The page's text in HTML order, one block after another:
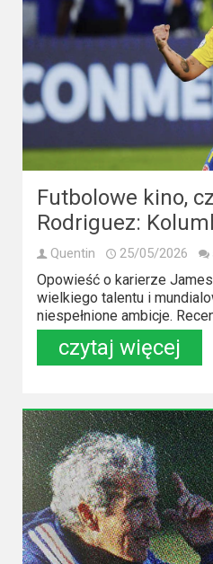
Futbolowe kino,
Rodriguez:
Quentin 25/05/2026
Opowieść o karierze
wielkiego talentu i
niespełnione ambicje.
czytaj więcej